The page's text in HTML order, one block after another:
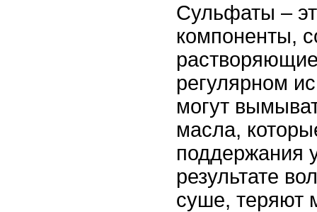
Сульфаты –
компоненты,
регулярном
могут
масла,
поддержания
результате
суше, теряют